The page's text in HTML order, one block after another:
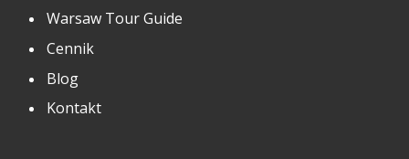
Warsaw Tour Guide
Cennik
Blog
Kontakt